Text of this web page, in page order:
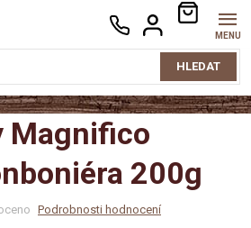
HLEDAT
NÁKUPNÍ
KOŠÍK
Magnifico
200g
Podrobnosti hodnocení